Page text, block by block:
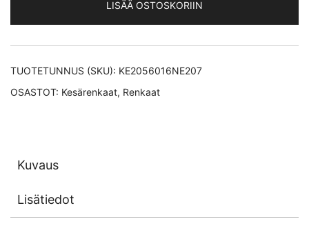
Plus
kesärengas
205/60-
16
LISÄÄ OSTOSKORIIN
TUOTETUNNUS (SKU): KE2056016NE207
OSASTOT: Kesärenkaat, Renkaat
Kuvaus
Lisätiedot